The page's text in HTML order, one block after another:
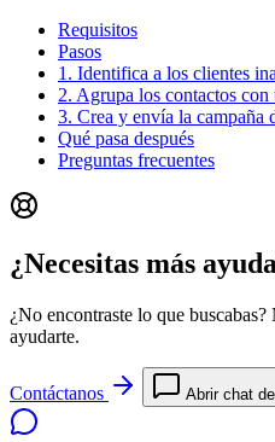
Requisitos
Pasos
1. Identifica a los clientes
2. Agrupa los contactos con
3. Crea y envía la campaña
Qué pasa después
Preguntas frecuentes
¿Necesitas más
¿No encontraste lo que
ayudarte.
Contáctanos Abrir chat